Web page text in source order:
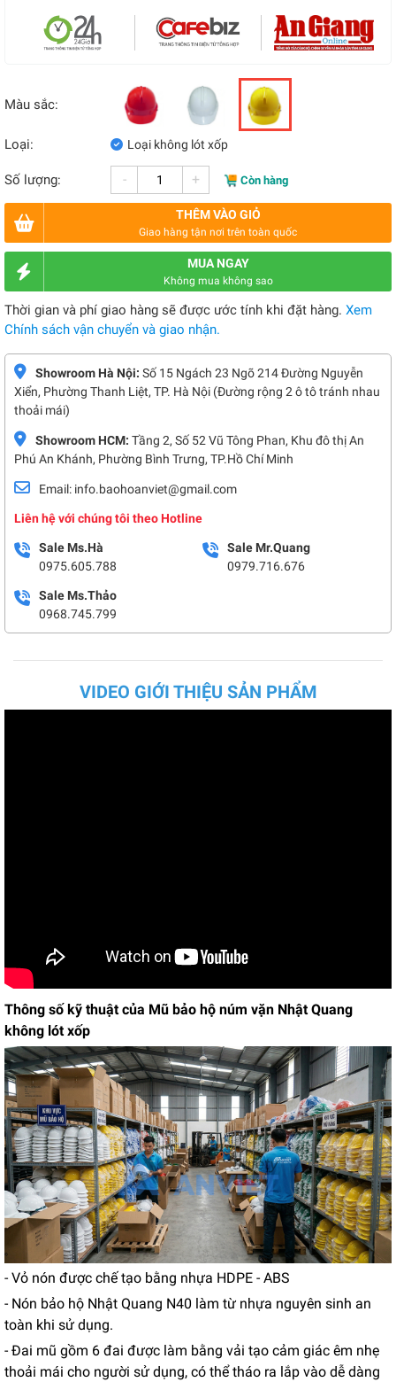
Màu sắc:
Loại: Loại không lót xốp
Số lượng: - + Còn hàng
THÊM VÀO GIỎ
Giao hàng tận nơi trên toàn quốc
MUA NGAY
Không mua không sao
Thời gian và phí giao hàng sẽ được ước tính khi đặt hàng. Xem
Chính sách vận chuyển và giao nhận.
Showroom Hà Nội: Số 15 Ngách 23 Ngõ 214 Đường Nguyễn
Xiển, Phường Thanh Liệt, TP. Hà Nội (Đường rộng 2 ô tô tránh nhau
thoải mái)
Showroom HCM: Tầng 2, Số 52 Vũ Tông Phan, Khu đô thị An
Phú An Khánh, Phường Bình Trưng, TP.Hồ Chí Minh
Email: info.baohoanviet@gmail.com
Liên hệ với chúng tôi theo Hotline
Sale Ms.Hà
0975.605.788
Sale Mr.Quang
0979.716.676
Sale Ms.Thảo
0968.745.799
VIDEO GIỚI THIỆU SẢN PHẨM
Thông số kỹ thuật của Mũ bảo hộ núm vặn Nhật Quang
không lót xốp
- Vỏ nón được chế tạo bằng nhựa HDPE - ABS
- Nón bảo hộ Nhật Quang N40 làm từ nhựa nguyên sinh an
toàn khi sử dụng.
- Đai mũ gồm 6 đai được làm bằng vải tạo cảm giác êm nhẹ
thoải mái cho người sử dụng, có thể tháo ra lắp vào dễ dàng